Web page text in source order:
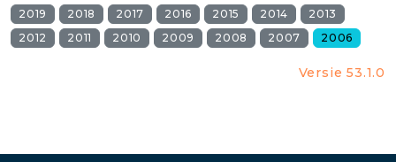
2019
2018 2017 2016 2015 2014
2013
2012
2011 2010 2009 2008 2007 2006
Versie 53.1.0